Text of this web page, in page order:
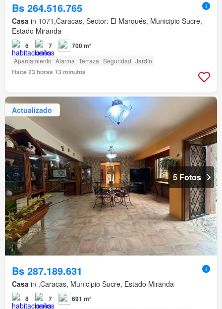
Bs 264.516.765
Casa in 1071,Caracas, Sector: El Marqués, Municipio Sucre,
Estado Miranda
6 7 700 m²
Aparcamiento Alarma Terraza Seguridad Jardín
Hace 23 horas 13 minutos
Actualizado
5 Fotos
Bs 287.189.631
Casa in ,Caracas, Municipio Sucre, Estado Miranda
8 7 691 m²